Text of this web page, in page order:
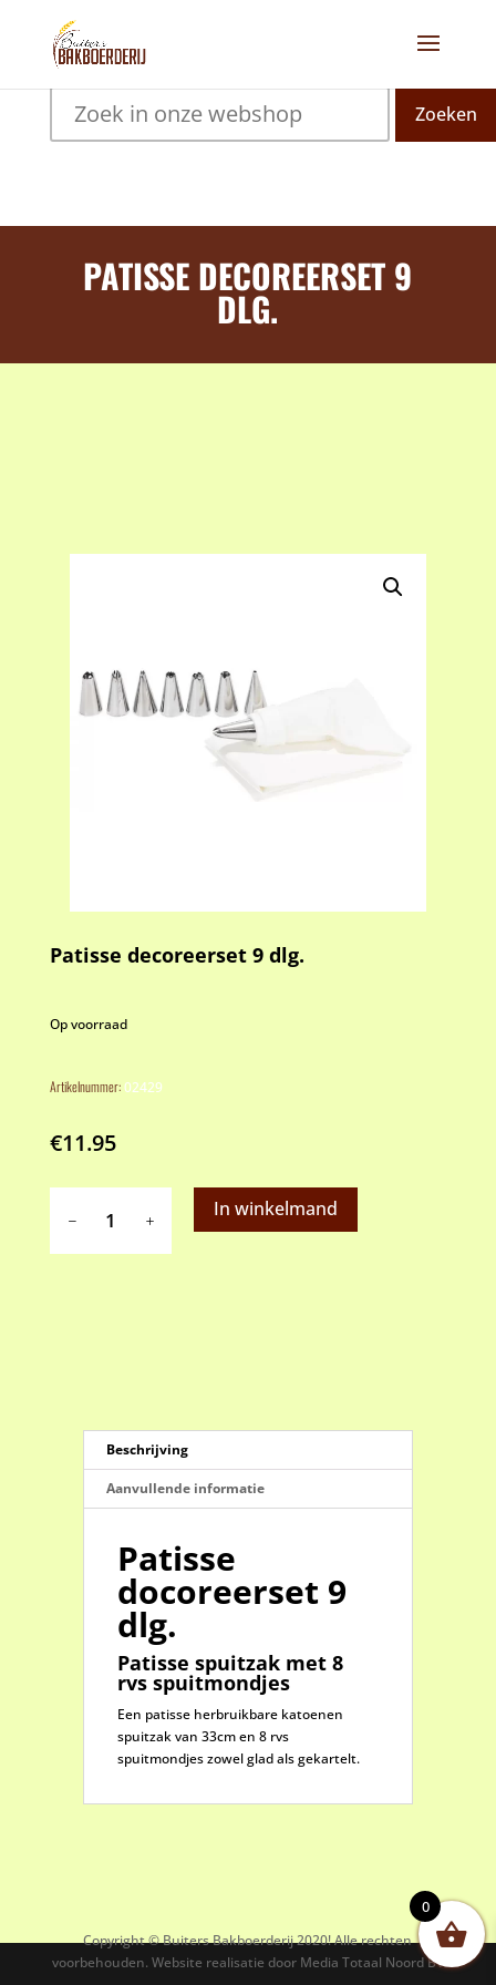
Zoeken
PATISSE DECOREERSET 9
DLG.
Patisse decoreerset 9 dlg.
Op voorraad
Artikelnummer:02429
€11.95
decoreerset
In winkelmand
Beschrijving
Aanvullende informatie
Patisse
docoreerset 9
dlg.
Patisse spuitzak met 8
rvs spuitmondjes
Een patisse herbruikbare katoenen
spuitzak van 33cm en 8 rvs
spuitmondjes zowel glad als gekartelt.
Copyright © Buiters Bakboerderij 2020! Alle rechten
voorbehouden. Website realisatie door Media Totaal Noord BV
0